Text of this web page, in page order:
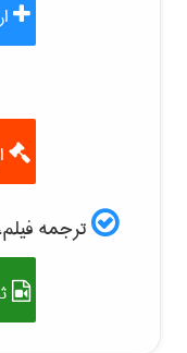
ترجمه